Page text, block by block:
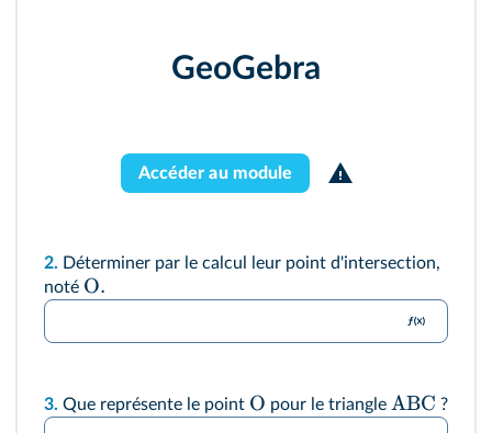
GeoGebra
Accéder au module
2. Déterminer par le calcul leur point d'intersection,
noté O.
3. Que représente le point O pour le triangle ABC ?